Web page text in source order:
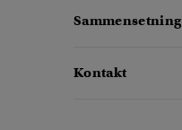
Kontakt